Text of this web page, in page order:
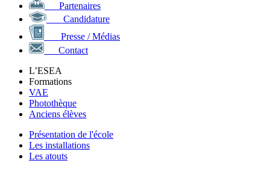
Partenaires
Candidature
Presse / Médias
Contact
L’ESEA
Formations
VAE
Photothèque
Anciens élèves
Présentation de l'école
Les installations
Les atouts